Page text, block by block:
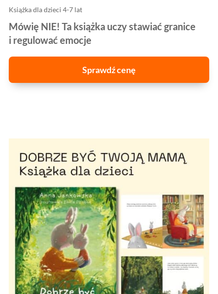
Książka dla dzieci 4-7 lat
Mówię NIE! Ta książka uczy stawiać granice
i regulować emocje
Sprawdź cenę